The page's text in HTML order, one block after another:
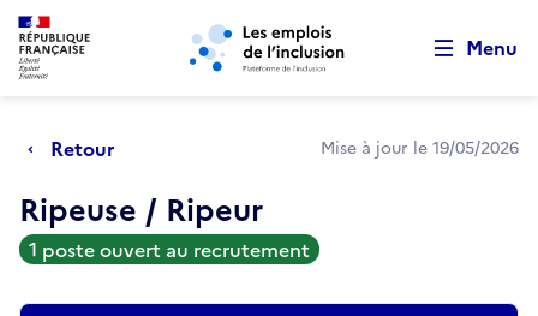
Aller au menu principal Aller au contenu principal
Menu
Retour Mise à jour le 19/05/2026
Ripeuse / Ripeur
1 poste ouvert au recrutement
Retour au début de la page
Panneau de gestion des cookies